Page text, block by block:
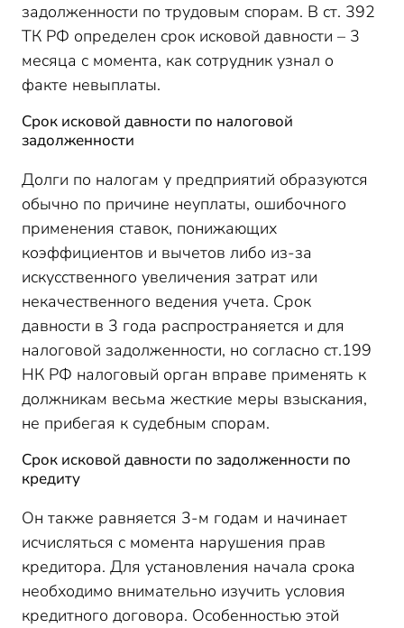
задолженности по трудовым спорам. В ст. 392
ТК РФ определен срок исковой давности – 3
месяца с момента, как сотрудник узнал о
факте невыплаты.
Срок исковой давности по налоговой
задолженности
Долги по налогам у предприятий образуются
обычно по причине неуплаты, ошибочного
применения ставок, понижающих
коэффициентов и вычетов либо из-за
искусственного увеличения затрат или
некачественного ведения учета. Срок
давности в 3 года распространяется и для
налоговой задолженности, но согласно ст.199
НК РФ налоговый орган вправе применять к
должникам весьма жесткие меры взыскания,
не прибегая к судебным спорам.
Срок исковой давности по задолженности по
кредиту
Он также равняется 3-м годам и начинает
исчисляться с момента нарушения прав
кредитора. Для установления начала срока
необходимо внимательно изучить условия
кредитного договора. Особенностью этой